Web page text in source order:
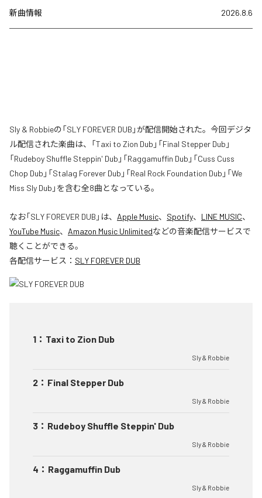
新曲情報 2026.8.6
Sly & Robbieの「SLY FOREVER DUB」が配信開始された。今回デジタ
ル配信された楽曲は、「Taxi to Zion Dub」「Final Stepper Dub」
「Rudeboy Shuffle Steppin' Dub」「Raggamuffin Dub」「Cuss Cuss
Chop Dub」「Stalag Forever Dub」「Real Rock Foundation Dub」「We
Miss Sly Dub」を含む全8曲となっている。
なお「SLY FOREVER DUB 」は、 Apple Music、 Spotify、 LINE MUSIC、
YouTube Music、 Amazon Music Unlimitedなどの音楽配信サービスで
聴くことができる。
各配信サービス： SLY FOREVER DUB
1 ： Taxi to Zion Dub
Sly & Robbie
2 ： Final Stepper Dub
Sly & Robbie
3 ： Rudeboy Shuffle Steppin' Dub
Sly & Robbie
4 ： Raggamuffin Dub
Sly & Robbie